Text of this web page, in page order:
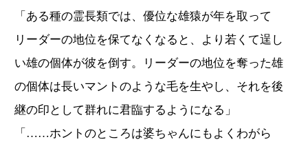
「ある種の霊長類では、優位な雄猿が年を取って
リーダーの地位を保てなくなると、より若くて逞し
い雄の個体が彼を倒す。リーダーの地位を奪った雄
の個体は長いマントのような毛を生やし、それを後
継の印として群れに君臨するようになる」
「……ホントのところは婆ちゃんにもよくわがら